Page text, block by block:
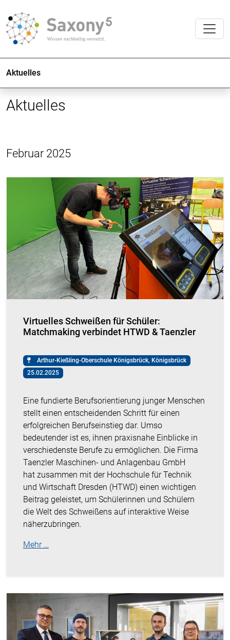
Aktuelles
Aktuelles
Februar 2025
Virtuelles Schweißen für Schüler:
Matchmaking verbindet HTWD & Taenzler
Arthur-Kießling-Oberschule Königsbrück, Königsbrück
25.02.2025
Eine fundierte Berufsorientierung junger Menschen
stellt einen entscheidenden Schritt für einen
erfolgreichen Berufseinstieg dar. Umso
bedeutender ist es, ihnen praxisnahe Einblicke in
verschiedenste Berufe zu ermöglichen. Die Firma
Taenzler Maschinen- und Anlagenbau GmbH
hat zusammen mit der Hochschule für Technik
und Wirtschaft Dresden (HTWD) einen wichtigen
Beitrag geleistet, um Schülerinnen und Schülern
die Welt des Schweißens auf interaktive Weise
näherzubringen.
Mehr …